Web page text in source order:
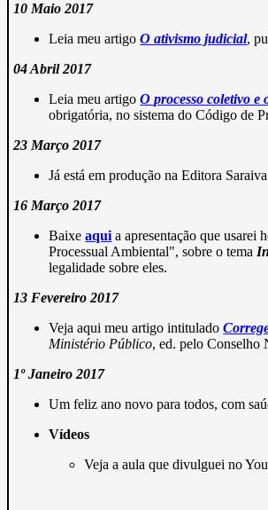
10 Maio 2017
Leia meu artigo O ativismo judicial,
04 Abril 2017
Leia meu artigo O processo coletivo e
obrigatória, no sistema do Código de
23 Março 2017
Já está em produção na Editora
16 Março 2017
Baixe aqui a apresentação que
Processual Ambiental", sobre o tema
legalidade sobre eles.
13 Fevereiro 2017
Veja aqui meu artigo intitulado
Ministério Público, ed. pelo Conselho
1º Janeiro 2017
Um feliz ano novo para todos, com
Vídeos
Veja a aula que divulguei no